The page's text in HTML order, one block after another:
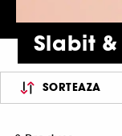
Slabit
SORTEAZA